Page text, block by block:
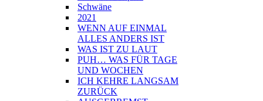
Schwäne
2021
WENN AUF EINMAL
ALLES ANDERS IST
WAS IST ZU LAUT
PUH… WAS FÜR TAGE
UND WOCHEN
ICH KEHRE LANGSAM
ZURÜCK